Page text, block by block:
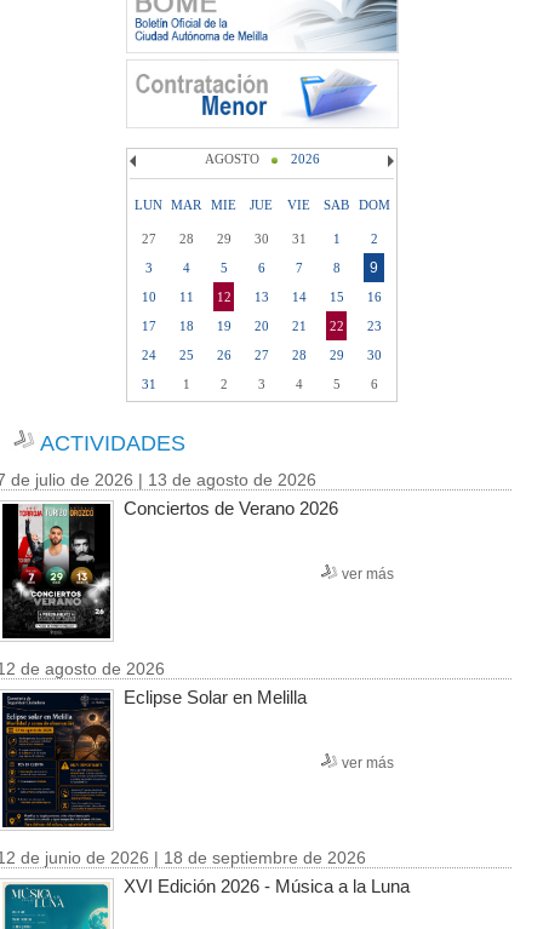
AGOSTO 2026
LUN MAR MIE JUE VIE SAB DOM
27 28 29 30 31 1
2
3
4 5 6 7 8 9
10 11 12 13 14 15
16
17
18 19 20 21 22
23
24
25 26 27 28 29
30
31
1 2 3 4 5 6
ACTIVIDADES
de julio de 2026 | 13 de agosto de 2026
Conciertos de Verano 2026
ver más
de agosto de 2026
Eclipse Solar en Melilla
ver más
de junio de 2026 | 18 de septiembre de 2026
XVI Edición 2026 - Música a la Luna